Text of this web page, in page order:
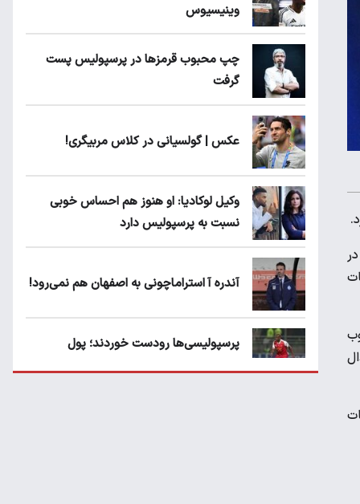
وینیسیوس
چپ محبوب قرمزها در پرسپولیس پست
گرفت
عکس | گولسیانی در کلاس مربیگری!
وکیل لوکادیا: او هنوز هم احساس خوبی
نسبت به پرسپولیس دارد
آندره آ استراماچونی به اصفهان هم نمی‌رود!
پرسپولیسی‌ها رودست خوردند؛ پول